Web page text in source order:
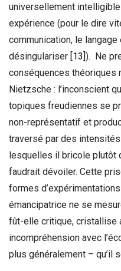
universellement
expérience (pour le dire
communication, le
désingulariser [13]). Ne
conséquences théoriques
Nietzsche : l’inconscient
topiques freudiennes se
non-représentatif et
traversé par des
lesquelles il bricole plutôt
faudrait dévoiler. Cette
formes
émancipatrice ne se
fût-elle critique, cristallise
incompréhension avec
plus généralement – qu’il